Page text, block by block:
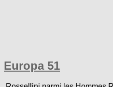
Europa 51